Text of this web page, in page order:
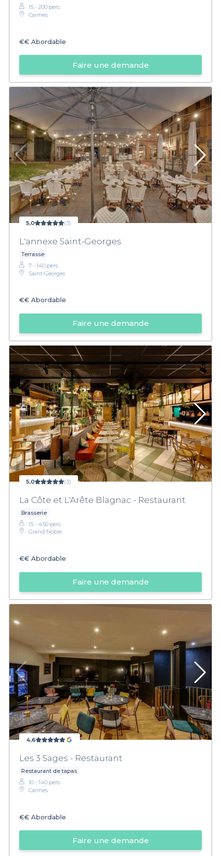
15 - 200 pers.
Carmes
€€ Abordable
Faire une demande
5,0 (3)
L'annexe Saint-Georges
Terrasse
7 - 140 pers.
Saint-Georges
€€ Abordable
Faire une demande
5,0 (3)
La Côte et L'Arête Blagnac - Restaurant
Brasserie
15 - 450 pers.
Grand Noble
€€ Abordable
Faire une demande
4,6
Les 3 Sages - Restaurant
Restaurant de tapas
10 - 140 pers.
Carmes
€€ Abordable
Faire une demande